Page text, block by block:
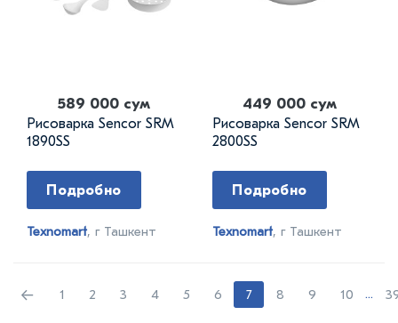
589 000 сум
Рисоварка Sencor SRM
1890SS
Подробно
Texnomart, г Ташкент
449 000 сум
Рисоварка Sencor SRM
2800SS
Подробно
Texnomart, г Ташкент
← 1 2 3 4 5 6 7 8 9 10 ...